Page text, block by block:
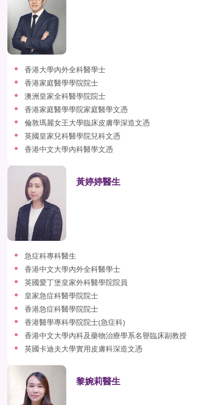
香港大學內外全科醫學士
香港家庭醫學學院院士
澳洲皇家全科醫學院院士
香港家庭醫學學院家庭醫學文憑
倫敦瑪麗女王大學臨床皮膚學深造文憑
英國皇家兒科醫學院兒科文憑
香港中文大學內科醫學文憑
黃婷婷醫生
急症科專科醫生
香港中文大學內外全科醫學士
英國愛丁堡皇家外科醫學院院員
皇家急症科醫學院院士
香港急症科醫學院院士
香港醫學專科學院院士(急症科)
香港中文大學內科及藥物治療學系名譽臨床副教授
英國卡迪夫大學實用皮膚科深造文憑
黎婉莉醫生